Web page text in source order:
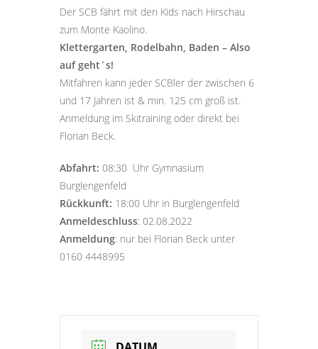
Der SCB fährt mit den Kids nach Hirschau
zum Monte Kaolino.
Klettergarten, Rodelbahn, Baden – Also
auf geht´s!
Mitfahren kann jeder SCBler der zwischen 6
und 17 Jahren ist & min. 125 cm groß ist.
Anmeldung im Skitraining oder direkt bei
Florian Beck.
Abfahrt: 08:30 Uhr Gymnasium
Burglengenfeld
Rückkunft: 18:00 Uhr in Burglengenfeld
Anmeldeschluss: 02.08.2022
Anmeldung: nur bei Florian Beck unter
0160 4448995